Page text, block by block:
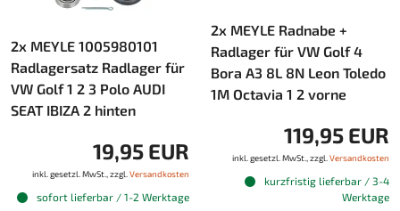
2x MEYLE 1005980101
Radlagersatz Radlager für
VW Golf 1 2 3 Polo AUDI
SEAT IBIZA 2 hinten
19,95 EUR
inkl. gesetzl. MwSt., zzgl. Versandkosten
sofort lieferbar / 1-2 Werktage
2x MEYLE Radnabe +
Radlager für VW Golf 4
Bora A3 8L 8N Leon Toledo
1M Octavia 1 2 vorne
119,95 EUR
inkl. gesetzl. MwSt., zzgl. Versandkosten
kurzfristig lieferbar / 3-4
Werktage